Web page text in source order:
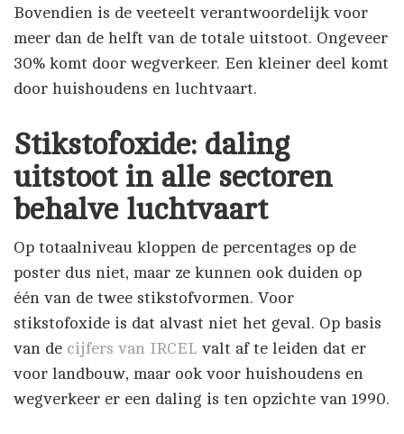
Bovendien is de veeteelt verantwoordelijk voor
meer dan de helft van de totale uitstoot. Ongeveer
30% komt door wegverkeer. Een kleiner deel komt
door huishoudens en luchtvaart.
Stikstofoxide: daling
uitstoot in alle sectoren
behalve luchtvaart
Op totaalniveau kloppen de percentages op de
poster dus niet, maar ze kunnen ook duiden op
één van de twee stikstofvormen. Voor
stikstofoxide is dat alvast niet het geval. Op basis
van de cijfers van IRCEL valt af te leiden dat er
voor landbouw, maar ook voor huishoudens en
wegverkeer er een daling is ten opzichte van 1990.